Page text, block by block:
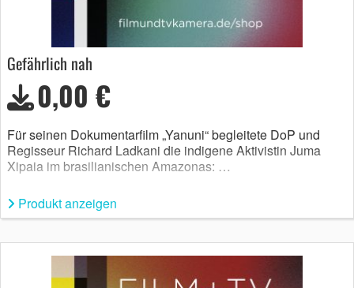
Gefährlich nah
0,00 €
Für seinen Dokumentarfilm „Yanuni“ begleitete DoP und
Regisseur Richard Ladkani die indigene Aktivistin Juma
Xipaia im brasilianischen Amazonas: …
Produkt anzeigen